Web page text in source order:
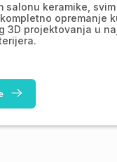
salonu keramike,
opremanje
3D projektovanja u